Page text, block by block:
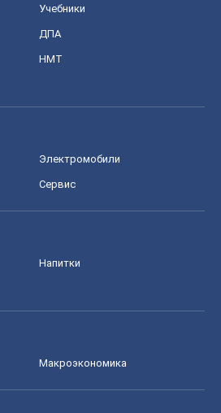
Учебники
ДПА
НМТ
Электромобили
Сервис
Напитки
Mакроэкономика